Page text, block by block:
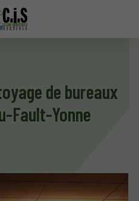
de bureaux
Fault-Yonne